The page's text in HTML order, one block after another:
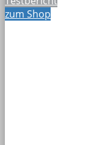
zum Shop